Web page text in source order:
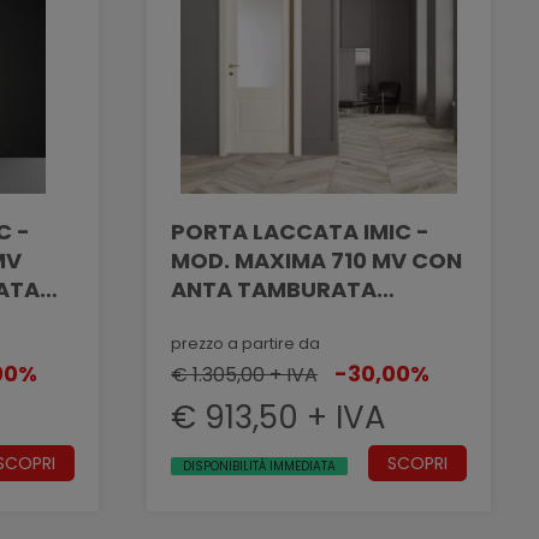
-
PORTA LACCATA IMIC -
MOD. MAXIMA 710 MV CON
ANTA TAMBURATA
MASSELLATO CON VANO
VETRO
prezzo a partire da
€ 1.305,00 + IVA -30,00%
€ 913,50 + IVA
DISPONIBILITÀ IMMEDIATA SCOPRI